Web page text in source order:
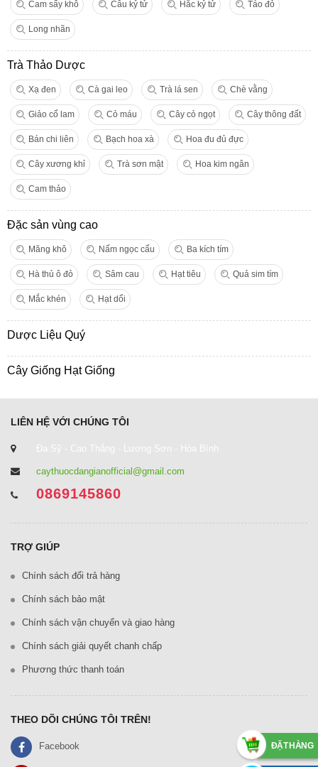
Cam sấy khô Câu kỷ tử Hắc kỷ tử Táo đỏ
Long nhãn
Trà Thảo Dược
Xạ đen Cà gai leo Trà lá sen Chè vằng
Giảo cổ lam Cỏ máu Cây cỏ ngọt Cây thông đất
Bán chi liên Bạch hoa xà Hoa đu đủ đực
Cây xương khỉ Trà sơn mật Hoa kim ngân
Cam thảo
Đặc sản vùng cao
Măng khô Nấm ngọc cẩu Ba kích tím
Hà thủ ô đỏ Sâm cau Hạt tiêu Quả sim tím
Mắc khén Hạt dổi
Dược Liệu Quý
Cây Giống Hạt Giống
ĐẶT HÀNG
LIÊN HỆ VỚI CHÚNG TÔI
Đa Sỹ - Cao Thắng - Lương Sơn - Hòa Bình
caythuocdangianofficial@gmail.com
0869145860
TRỢ GIÚP
Chính sách đổi trả hàng
Chính sách bảo mật
Chính sách vận chuyển và giao hàng
Chính sách giải quyết chanh chấp
Phương thức thanh toán
THEO DÕI CHÚNG TÔI TRÊN!
Facebook